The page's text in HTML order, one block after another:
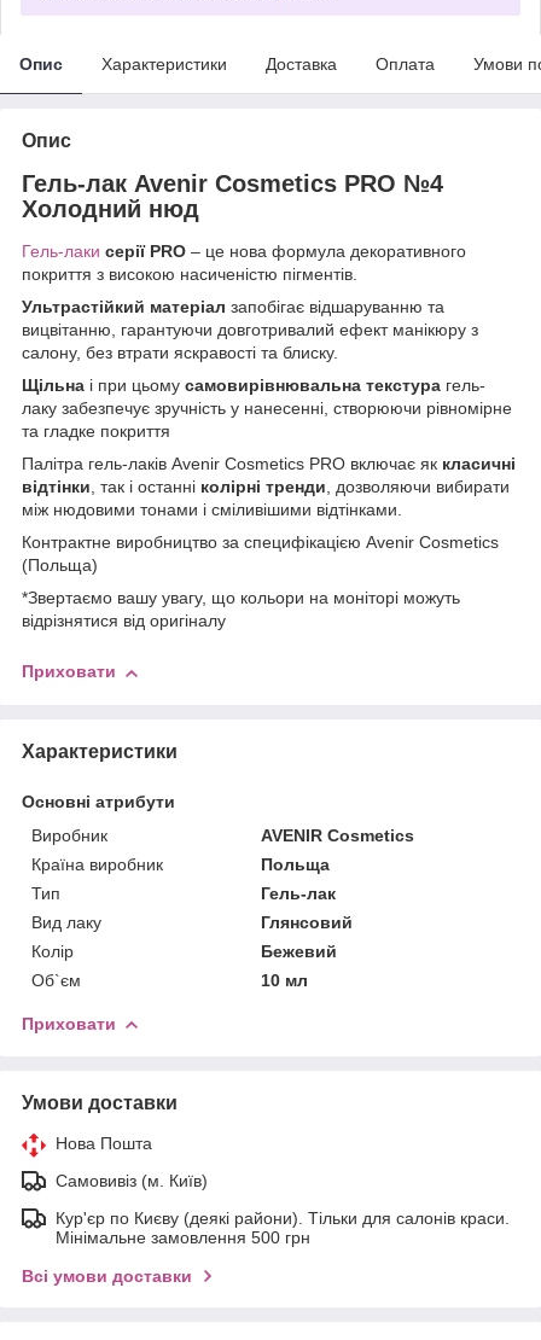
Опис Характеристики Доставка Оплата Умови
Опис
Гель-лак Avenir Cosmetics PRO №4
Холодний нюд
Гель-лаки серії PRO – це нова формула декоративного
покриття з високою насиченістю пігментів.
Ультрастійкий матеріал запобігає відшаруванню та
вицвітанню, гарантуючи довготривалий ефект манікюру з
салону, без втрати яскравості та блиску.
Щільна і при цьому самовирівнювальна текстура гель-
лаку забезпечує зручність у нанесенні, створюючи рівномірне
та гладке покриття
Палітра гель-лаків Avenir Cosmetics PRO включає як класичні
відтінки, так і останні колірні тренди, дозволяючи вибирати
між нюдовими тонами і сміливішими відтінками.
Контрактне виробництво за специфікацією Avenir Cosmetics
(Польща)
*Звертаємо вашу увагу, що кольори на моніторі можуть
відрізнятися від оригіналу
Приховати
Характеристики
Основні атрибути
Виробник
AVENIR Cosmetics
Країна виробник
Польща
Тип
Гель-лак
Вид лаку
Глянсовий
Колір
Бежевий
Об`єм
10 мл
Приховати
Умови доставки
Нова Пошта
Самовивіз (м. Київ)
Кур'єр по Києву (деякі райони). Тільки для салонів краси.
Мінімальне замовлення 500 грн
Всі умови доставки